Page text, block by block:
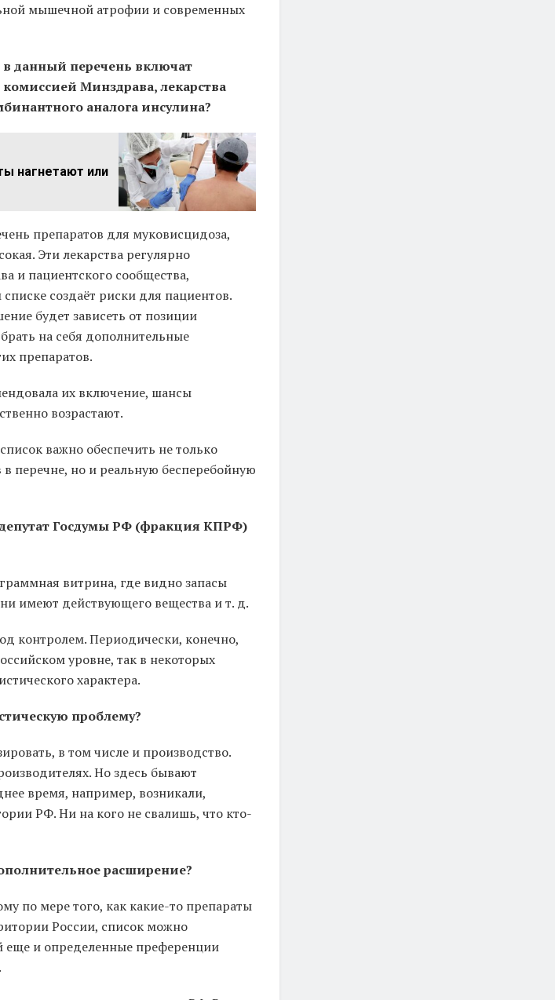
мышечной атрофии и современных
в данный перечень включат
Минздрава, лекарства
аналога инсулина?
нагнетают или
препаратов для муковисцидоза,
Эти лекарства регулярно
и пациентского сообщества,
списке создаёт риски для пациентов.
будет зависеть от позиции
на себя дополнительные
препаратов.
их включение, шансы
возрастают.
важно обеспечить не только
перечне, но и реальную бесперебойную
Госдумы РФ (фракция КПРФ)
витрина, где видно запасы
имеют действующего вещества и т. д.
контролем. Периодически, конечно,
уровне, так в некоторых
характера.
проблему?
в том числе и производство.
Но здесь бывают
время, например, возникали,
РФ. Ни на кого не свалишь, что кто-
расширение?
по мере того, как какие-то препараты
России, список можно
еще и определенные преференции